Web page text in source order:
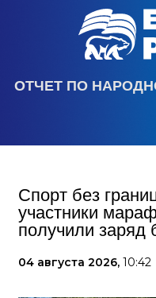
ОТЧЕТ ПО
Спорт без
участники
получили заряд
04 августа 2026, 10:42